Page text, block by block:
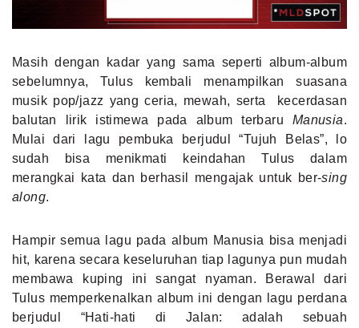
Masih dengan kadar yang sama seperti album-album
sebelumnya, Tulus kembali menampilkan suasana
musik pop/jazz yang ceria, mewah, serta kecerdasan
balutan lirik istimewa pada album terbaru Manusia.
Mulai dari lagu pembuka berjudul “Tujuh Belas”, lo
sudah bisa menikmati keindahan Tulus dalam
merangkai kata dan berhasil mengajak untuk ber-sing
along.
Hampir semua lagu pada album Manusia bisa menjadi
hit, karena secara keseluruhan tiap lagunya pun mudah
membawa kuping ini sangat nyaman. Berawal dari
Tulus memperkenalkan album ini dengan lagu perdana
berjudul “Hati-hati di Jalan: adalah sebuah